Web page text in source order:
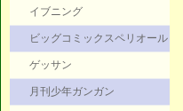
イブニング
ビッグコミックスペリオール
ゲッサン
月刊少年ガンガン